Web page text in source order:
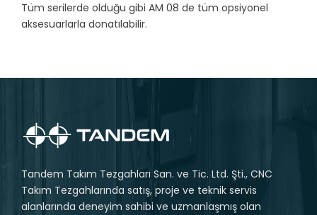
Tüm serilerde olduğu gibi AM 08 de tüm opsiyonel
aksesuarlarla donatılabilir.
Tandem Takım Tezgahları San. ve Tic. Ltd. Şti., CNC
Takım Tezgahlarında satış, proje ve teknik servis
alanlarında deneyim sahibi ve uzmanlaşmış olan